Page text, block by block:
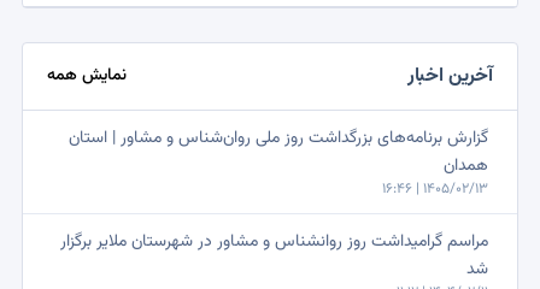
آخرین اخبار نمایش همه
گزارش برنامه‌های بزرگداشت روز ملی روان‌شناس و مشاور | استان
همدان
1405/02/13 | 16:46
مراسم گرامیداشت روز روانشناس و مشاور در شهرستان ملایر برگزار
شد